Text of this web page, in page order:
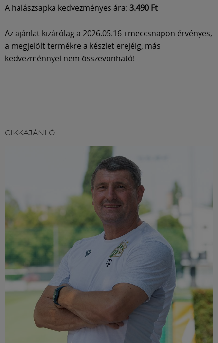
A halászsapka kedvezményes ára: 3.490 Ft
Az ajánlat kizárólag a 2026.05.16-i meccsnapon érvényes,
a megjelölt termékre a készlet erejéig, más
kedvezménnyel nem összevonható!
CIKKAJÁNLÓ